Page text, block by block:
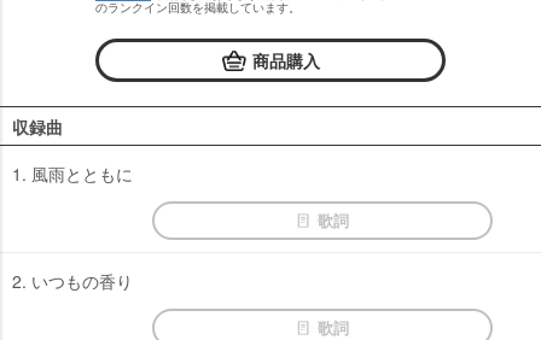
のランクイン回数を掲載しています。
商品購入
収録曲
1. 風雨とともに
歌詞
2. いつもの香り
歌詞